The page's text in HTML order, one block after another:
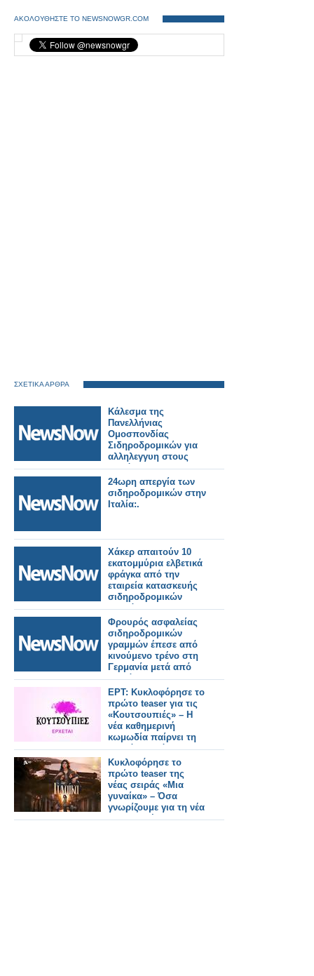
ΑΚΟΛΟΥΘΗΣΤΕ ΤΟ NEWSNOWGR.COM
ΣΧΕΤΙΚΑ ΑΡΘΡΑ
Κάλεσμα της
Πανελλήνιας
Ομοσπονδίας
Σιδηροδρομικών για
αλληλεγγυη στους
πυρόπληκτους της
Δυτικής Αττικής.
24ωρη απεργία των
σιδηροδρομικών στην
Ιταλία:.
Χάκερ απαιτούν 10
εκατομμύρια ελβετικά
φράγκα από την
εταιρεία κατασκευής
σιδηροδρομικών
οχημάτων Stadler.
Φρουρός ασφαλείας
σιδηροδρομικών
γραμμών έπεσε από
κινούμενο τρένο στη
Γερμανία μετά από
διαμάχη.
ΕΡΤ: Κυκλοφόρησε το
πρώτο teaser για τις
«Κουτσουπιές» – Η
νέα καθημερινή
κωμωδία παίρνει τη
σκυτάλη από την
«Ηλέκτρα»
Κυκλοφόρησε το
πρώτο teaser της
νέας σειράς «Μια
γυναίκα» – Όσα
γνωρίζουμε για τη νέα
παραγωγή του Alpha